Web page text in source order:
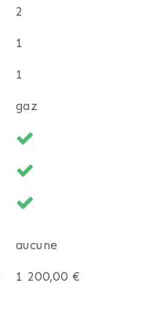
2
1
1
gaz
aucune
1 200,00 €